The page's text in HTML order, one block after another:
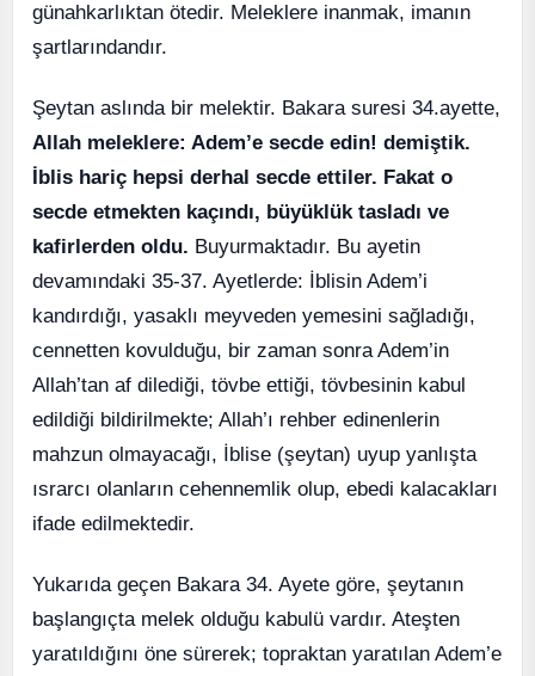
günahkarlıktan ötedir. Meleklere inanmak, imanın
şartlarındandır.
Şeytan aslında bir melektir. Bakara suresi 34.ayette,
Allah meleklere: Adem’e secde edin! demiştik.
İblis hariç hepsi derhal secde ettiler. Fakat o
secde etmekten kaçındı, büyüklük tasladı ve
kafirlerden oldu. Buyurmaktadır. Bu ayetin
devamındaki 35-37. Ayetlerde: İblisin Adem’i
kandırdığı, yasaklı meyveden yemesini sağladığı,
cennetten kovulduğu, bir zaman sonra Adem’in
Allah’tan af dilediği, tövbe ettiği, tövbesinin kabul
edildiği bildirilmekte; Allah’ı rehber edinenlerin
mahzun olmayacağı, İblise (şeytan) uyup yanlışta
ısrarcı olanların cehennemlik olup, ebedi kalacakları
ifade edilmektedir.
Yukarıda geçen Bakara 34. Ayete göre, şeytanın
başlangıçta melek olduğu kabulü vardır. Ateşten
yaratıldığını öne sürerek; topraktan yaratılan Adem’e